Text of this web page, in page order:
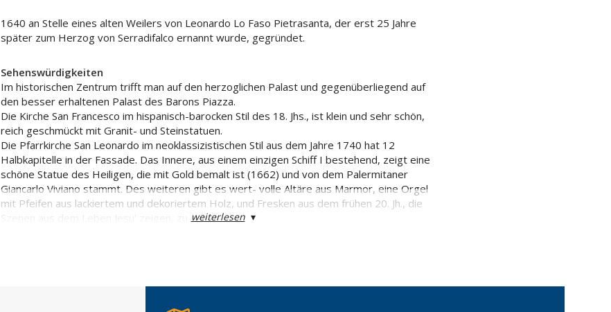
1640 an Stelle eines alten Weilers von Leonardo Lo Faso Pietrasanta, der erst 25 Jahre
später zum Herzog von Serradifalco ernannt wurde, gegründet.
Sehenswürdigkeiten
Im historischen Zentrum trifft man auf den herzoglichen Palast und gegenüberliegend auf
den besser erhaltenen Palast des Barons Piazza.
Die Kirche San Francesco im hispanisch-barocken Stil des 18. Jhs., ist klein und sehr schön,
reich geschmückt mit Granit- und Steinstatuen.
Die Pfarrkirche San Leonardo im neoklassizistischen Stil aus dem Jahre 1740 hat 12
Halbkapitelle in der Fassade. Das Innere, aus einem einzigen Schiff I bestehend, zeigt eine
schöne Statue des Heiligen, die mit Gold bemalt ist (1662) und von dem Palermitaner
Giancarlo Viviano stammt. Des weiteren gibt es wert- volle Altäre aus Marmor, eine Orgel
mit Pfeifen aus lackiertem und dekoriertem Holz, und Fresken aus dem frühen 20. Jh., die
Szenen aus dem Leben Jesu' zeigen, zu sehen.
weiterlesen▾